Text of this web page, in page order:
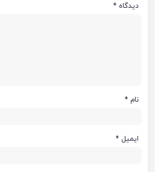
دیدگاه *
نام *
ایمیل *